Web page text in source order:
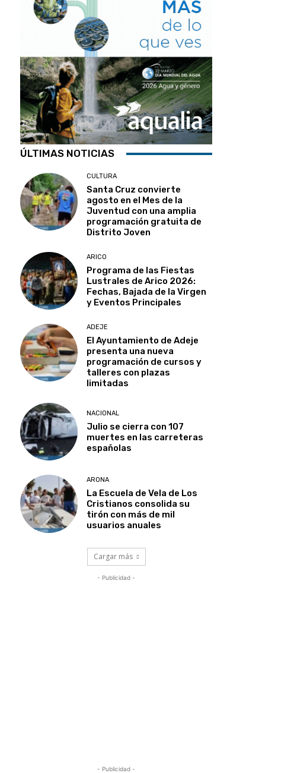
ÚLTIMAS NOTICIAS
CULTURA
Santa Cruz convierte
agosto en el Mes de la
Juventud con una amplia
programación gratuita de
Distrito Joven
ARICO
Programa de las Fiestas
Lustrales de Arico 2026:
Fechas, Bajada de la Virgen
y Eventos Principales
ADEJE
El Ayuntamiento de Adeje
presenta una nueva
programación de cursos y
talleres con plazas
limitadas
NACIONAL
Julio se cierra con 107
muertes en las carreteras
españolas
ARONA
La Escuela de Vela de Los
Cristianos consolida su
tirón con más de mil
usuarios anuales
Cargar más
- Publicidad -
- Publicidad -